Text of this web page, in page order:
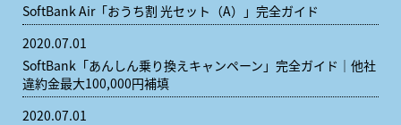
SoftBank Air「おうち割 光セット（A）」完全ガイド
2020.07.01
SoftBank「あんしん乗り換えキャンペーン」完全ガイド｜他社
違約金最大100,000円補填
2020.07.01